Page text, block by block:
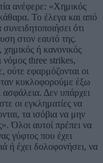
ανέφερε: «Χημικός
Το έλεγα και από
ότι
στον εαυτό της.
ή κανονικός
νόμος three strikes,
ούτε εφαρμόζονται οι
κυκλοφορούμε έξω
ασφάλεια. Δεν υπάρχει
οι εγκληματίες να
τα ισόβια να μην
Όλοι αυτοί πρέπει να
γύφτος που έχει
ή έχει δολοφονήσει, να